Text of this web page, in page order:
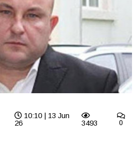
10:10 | 13 Jun
26
3493 0